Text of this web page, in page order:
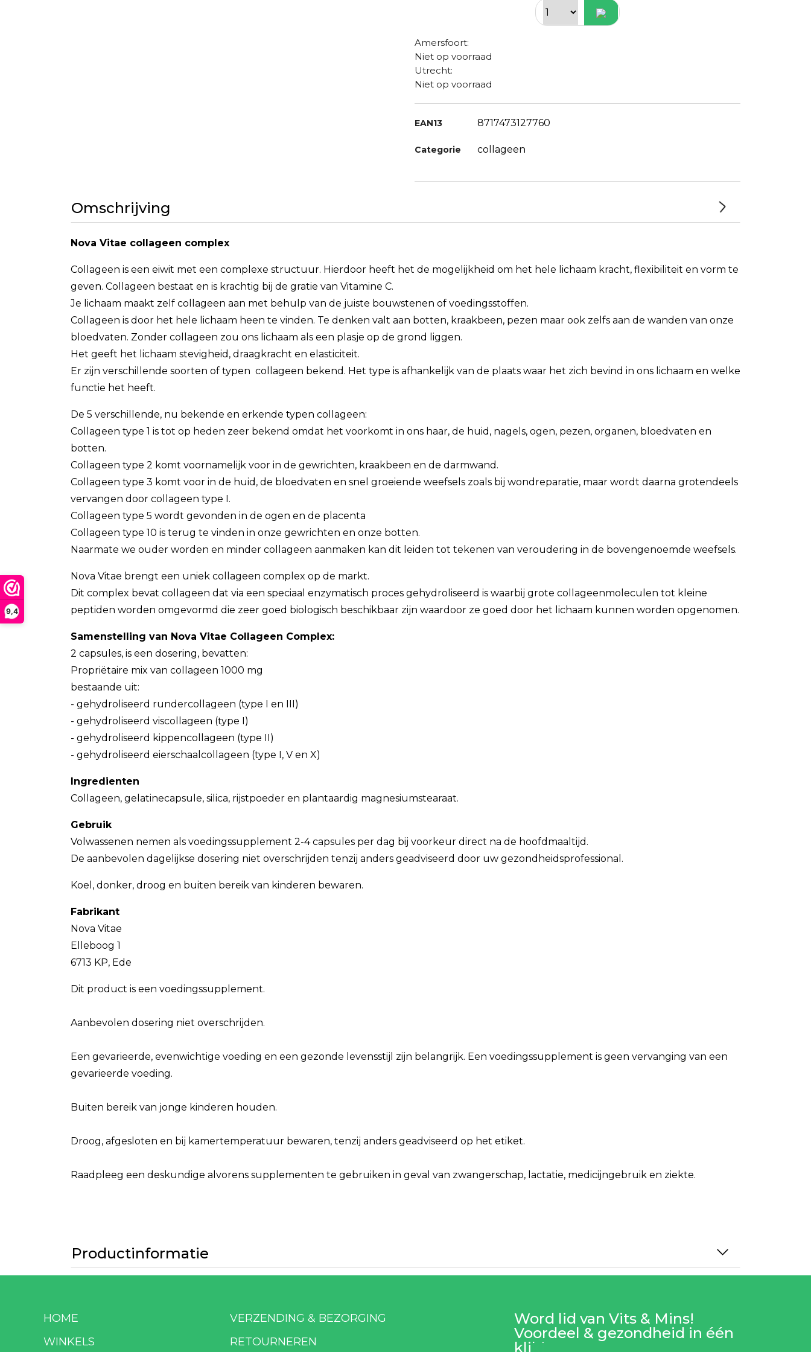
9,4
Amersfoort:
Niet op voorraad
Utrecht:
Niet op voorraad
EAN13 8717473127760
Categorie collageen
Omschrijving
Nova Vitae collageen complex
Collageen is een eiwit met een complexe structuur. Hierdoor heeft het de mogelijkheid om het hele lichaam kracht, flexibiliteit en vorm te
geven. Collageen bestaat en is krachtig bij de gratie van Vitamine C.
Je lichaam maakt zelf collageen aan met behulp van de juiste bouwstenen of voedingsstoffen.
Collageen is door het hele lichaam heen te vinden. Te denken valt aan botten, kraakbeen, pezen maar ook zelfs aan de wanden van onze
bloedvaten. Zonder collageen zou ons lichaam als een plasje op de grond liggen.
Het geeft het lichaam stevigheid, draagkracht en elasticiteit.
Er zijn verschillende soorten of typen collageen bekend. Het type is afhankelijk van de plaats waar het zich bevind in ons lichaam en welke
functie het heeft.
De 5 verschillende, nu bekende en erkende typen collageen:
Collageen type 1 is tot op heden zeer bekend omdat het voorkomt in ons haar, de huid, nagels, ogen, pezen, organen, bloedvaten en
botten.
Collageen type 2 komt voornamelijk voor in de gewrichten, kraakbeen en de darmwand.
Collageen type 3 komt voor in de huid, de bloedvaten en snel groeiende weefsels zoals bij wondreparatie, maar wordt daarna grotendeels
vervangen door collageen type I.
Collageen type 5 wordt gevonden in de ogen en de placenta
Collageen type 10 is terug te vinden in onze gewrichten en onze botten.
Naarmate we ouder worden en minder collageen aanmaken kan dit leiden tot tekenen van veroudering in de bovengenoemde weefsels.
Nova Vitae brengt een uniek collageen complex op de markt.
Dit complex bevat collageen dat via een speciaal enzymatisch proces gehydroliseerd is waarbij grote collageenmoleculen tot kleine
peptiden worden omgevormd die zeer goed biologisch beschikbaar zijn waardoor ze goed door het lichaam kunnen worden opgenomen.
Samenstelling van Nova Vitae Collageen Complex:
2 capsules, is een dosering, bevatten:
Propriëtaire mix van collageen 1000 mg
bestaande uit:
- gehydroliseerd rundercollageen (type I en III)
- gehydroliseerd viscollageen (type I)
- gehydroliseerd kippencollageen (type II)
- gehydroliseerd eierschaalcollageen (type I, V en X)
Ingredienten
Collageen, gelatinecapsule, silica, rijstpoeder en plantaardig magnesiumstearaat.
Gebruik
Volwassenen nemen als voedingssupplement 2-4 capsules per dag bij voorkeur direct na de hoofdmaaltijd.
De aanbevolen dagelijkse dosering niet overschrijden tenzij anders geadviseerd door uw gezondheidsprofessional.
Koel, donker, droog en buiten bereik van kinderen bewaren.
Fabrikant
Nova Vitae
Elleboog 1
6713 KP, Ede
Dit product is een voedingssupplement.
Aanbevolen dosering niet overschrijden.
Een gevarieerde, evenwichtige voeding en een gezonde levensstijl zijn belangrijk. Een voedingssupplement is geen vervanging van een
gevarieerde voeding.
Buiten bereik van jonge kinderen houden.
Droog, afgesloten en bij kamertemperatuur bewaren, tenzij anders geadviseerd op het etiket.
Raadpleeg een deskundige alvorens supplementen te gebruiken in geval van zwangerschap, lactatie, medicijngebruik en ziekte.
Productinformatie
HOME
WINKELS
VERZENDING & BEZORGING
RETOURNEREN
Word lid van Vits & Mins!
Voordeel & gezondheid in één
klik!